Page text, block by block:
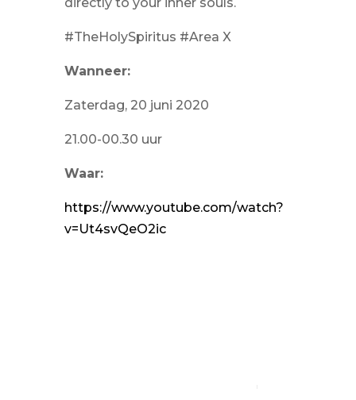
#TheHolySpiritus #Area X
Wanneer:
Zaterdag, 20 juni 2020
21.00-00.30 uur
Waar:
https://www.youtube.com/watch?
v=Ut4svQeO2ic